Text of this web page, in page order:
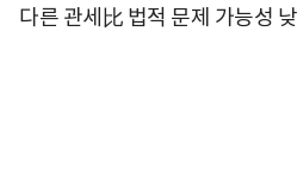
다른 관세比 법적 문제 가능성